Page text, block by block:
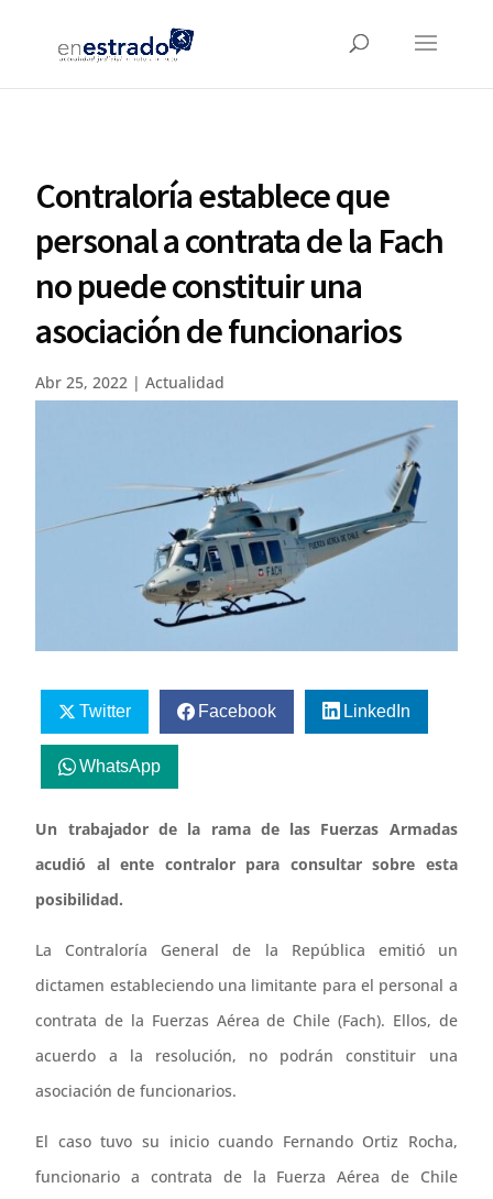
Contraloría establece que
personal a contrata de la Fach
no puede constituir una
asociación de funcionarios
Abr 25, 2022 |Actualidad
Twitter Facebook LinkedIn
WhatsApp
Un trabajador de la rama de las Fuerzas Armadas
acudió al ente contralor para consultar sobre esta
posibilidad.
La Contraloría General de la República emitió un
dictamen estableciendo una limitante para el personal a
contrata de la Fuerzas Aérea de Chile (Fach). Ellos, de
acuerdo a la resolución, no podrán constituir una
asociación de funcionarios.
El caso tuvo su inicio cuando Fernando Ortiz Rocha,
funcionario a contrata de la Fuerza Aérea de Chile